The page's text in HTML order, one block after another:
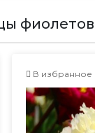
В избранное